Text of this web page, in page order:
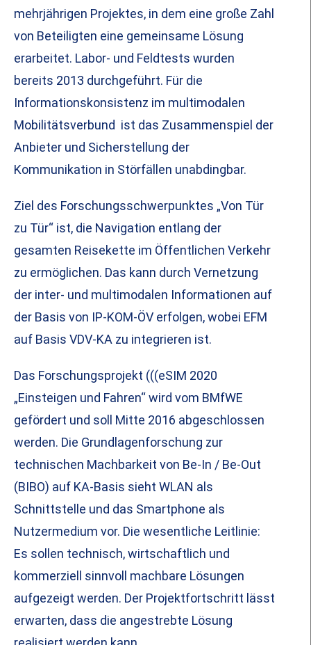
mehrjährigen Projektes, in dem eine große Zahl
von Beteiligten eine gemeinsame Lösung
erarbeitet. Labor- und Feldtests wurden
bereits 2013 durchgeführt. Für die
Informationskonsistenz im multimodalen
Mobilitätsverbund ist das Zusammenspiel der
Anbieter und Sicherstellung der
Kommunikation in Störfällen unabdingbar.
Ziel des Forschungsschwerpunktes „Von Tür
zu Tür“ ist, die Navigation entlang der
gesamten Reisekette im Öffentlichen Verkehr
zu ermöglichen. Das kann durch Vernetzung
der inter- und multimodalen Informationen auf
der Basis von IP-KOM-ÖV erfolgen, wobei EFM
auf Basis VDV-KA zu integrieren ist.
Das Forschungsprojekt (((eSIM 2020
„Einsteigen und Fahren“ wird vom BMfWE
gefördert und soll Mitte 2016 abgeschlossen
werden. Die Grundlagenforschung zur
technischen Machbarkeit von Be-In / Be-Out
(BIBO) auf KA-Basis sieht WLAN als
Schnittstelle und das Smartphone als
Nutzermedium vor. Die wesentliche Leitlinie:
Es sollen technisch, wirtschaftlich und
kommerziell sinnvoll machbare Lösungen
aufgezeigt werden. Der Projektfortschritt lässt
erwarten, dass die angestrebte Lösung